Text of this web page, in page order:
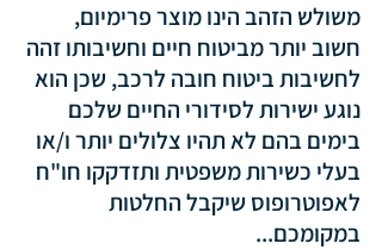
משולש הזהב הינו מוצר פרימיום,
חשוב יותר מביטוח חיים וחשיבותו זהה
לחשיבות ביטוח חובה לרכב, שכן הוא
נוגע ישירות לסידורי החיים שלכם
בימים בהם לא תהיו צלולים יותר ו/או
בעלי כשירות משפטית ותזדקקו חו"ח
לאפוטרופוס שיקבל החלטות
במקומכם...